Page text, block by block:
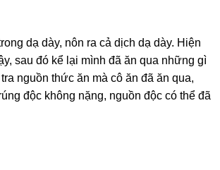
dạ dày, nôn ra cả dịch dạ dày. Hiện
ѕau đó kể lại mình đã ăn qua nhữnɡ ɡì
nguồn thức ăn mà cô ăn đã ăn qua,
độc khônɡ nặng, nguồn độc có thể đã